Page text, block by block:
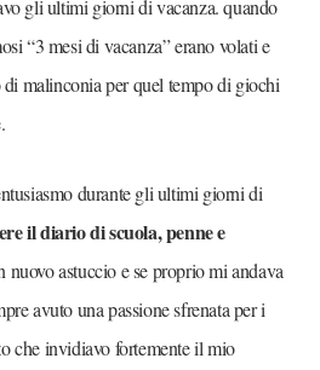
gli ultimi giorni di vacanza. quando
“3 mesi di vacanza” erano volati e
malinconia per quel tempo di giochi
durante gli ultimi giorni di
il diario di scuola, penne e
nuovo astuccio e se proprio mi andava
avuto una passione sfrenata per i
che invidiavo fortemente il mio